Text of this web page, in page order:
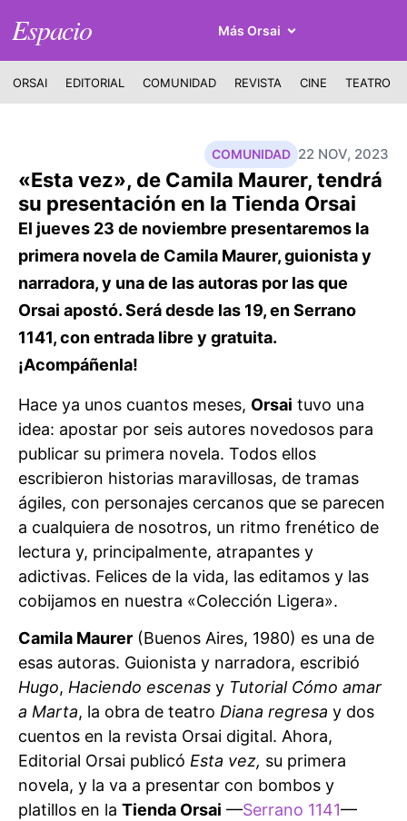
Espacio Más Orsai
ORSAI EDITORIAL COMUNIDAD REVISTA CINE TEATRO
22 NOV, 2023
COMUNIDAD
«Esta vez», de Camila Maurer, tendrá
su presentación en la Tienda Orsai
El jueves 23 de noviembre presentaremos la
primera novela de Camila Maurer, guionista y
narradora, y una de las autoras por las que
Orsai apostó. Será desde las 19, en Serrano
1141, con entrada libre y gratuita.
¡Acompáñenla!
Hace ya unos cuantos meses, Orsai tuvo una
idea: apostar por seis autores novedosos para
publicar su primera novela. Todos ellos
escribieron historias maravillosas, de tramas
ágiles, con personajes cercanos que se parecen
a cualquiera de nosotros, un ritmo frenético de
lectura y, principalmente, atrapantes y
adictivas. Felices de la vida, las editamos y las
cobijamos en nuestra «Colección Ligera».
Camila Maurer (Buenos Aires, 1980) es una de
esas autoras. Guionista y narradora, escribió
Hugo, Haciendo escenas y Tutorial Cómo amar
a Marta, la obra de teatro Diana regresa y dos
cuentos en la revista Orsai digital. Ahora,
Editorial Orsai publicó Esta vez, su primera
novela, y la va a presentar con bombos y
platillos en la Tienda Orsai —Serrano 1141—